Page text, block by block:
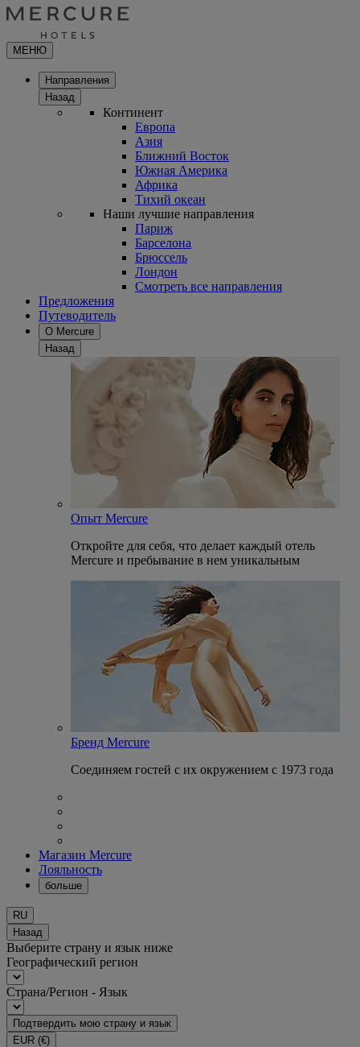
МЕНЮ
Направления
Назад
Континент
Европа
Азия
Ближний Восток
Южная Америка
Африка
Тихий океан
Наши лучшие направления
Париж
Барселона
Брюссель
Лондон
Смотреть все направления
Предложения
Путеводитель
О Mercure
Назад
Опыт Mercure
Откройте для себя, что делает каждый отель
Mercure и пребывание в нем уникальным
Бренд Mercure
Соединяем гостей с их окружением с 1973 года
Магазин Mercure
Лояльность
больше
RU
Назад
Выберите страну и язык ниже
Географический регион
Страна/Регион - Язык
Подтвердить мою страну и язык
EUR (€)